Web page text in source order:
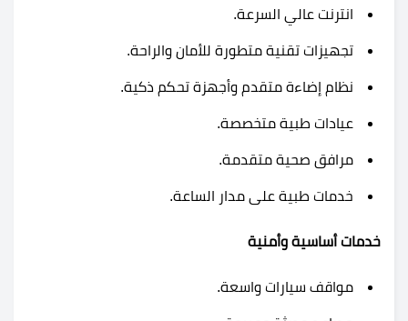
انترنت عالي السرعة.
تجهيزات تقنية متطورة للأمان والراحة.
نظام إضاءة متقدم وأجهزة تحكم ذكية.
عيادات طبية متخصصة.
مرافق صحية متقدمة.
خدمات طبية على مدار الساعة.
خدمات أساسية وأمنية
مواقف سيارات واسعة.